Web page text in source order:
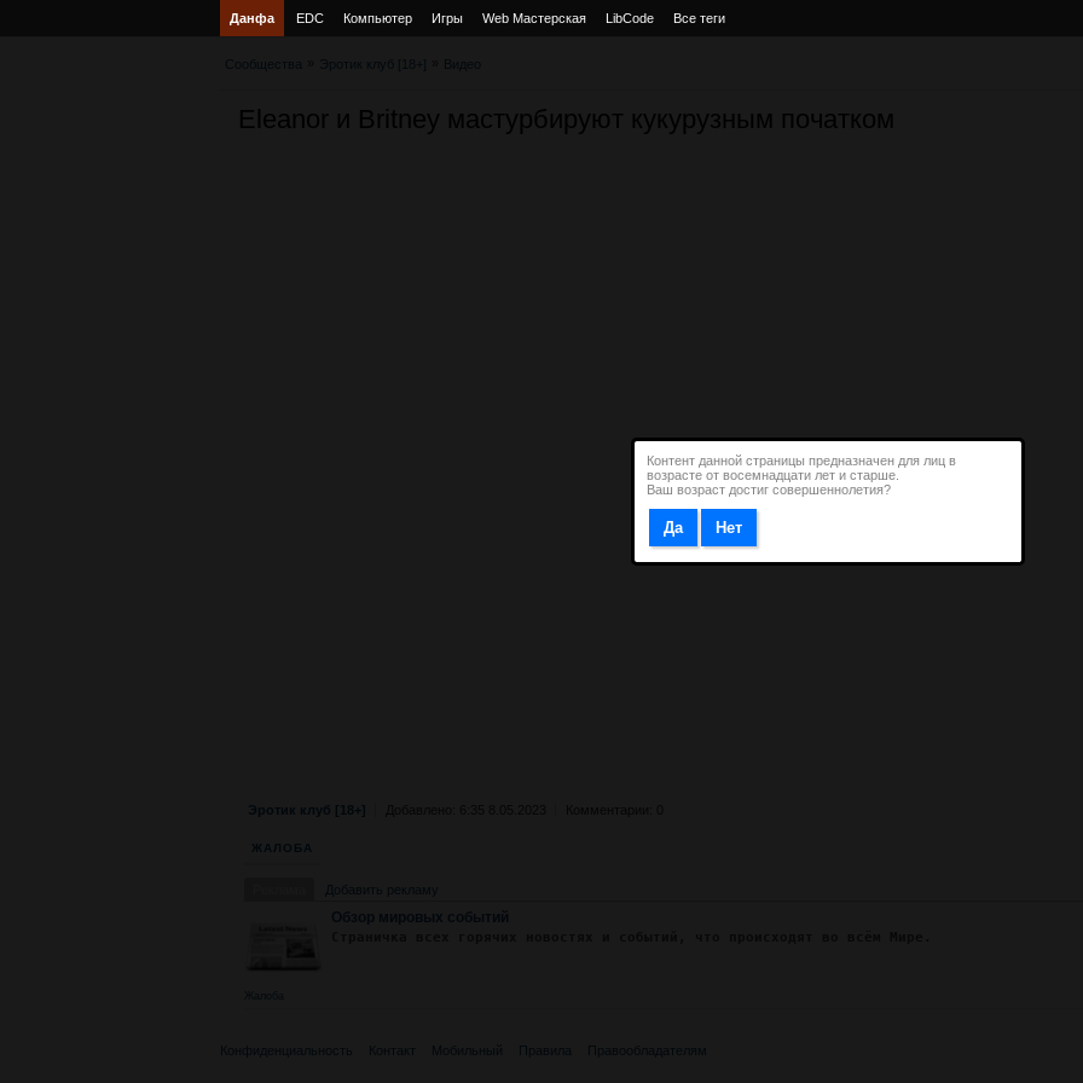
Данфа EDC Компьютер Игры Web Мастерская LibCode Все теги
Сообщества Эротик клуб [18+] Видео
Eleanor и Britney мастурбируют кукурузным початком
Эротик клуб [18+]
ЖАЛОБА
Добавить рекламу
Конфиденциальность Контакт Мобильный Правила Правообладателям
Контент данной страницы предназначен для лиц в
возрасте от восемнадцати лет и старше.
Ваш возраст достиг совершеннолетия?